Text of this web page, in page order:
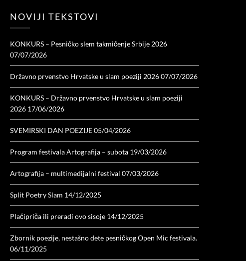
NOVIJI TEKSTOVI
KONKURS – Pesničko slem takmičenje Srbije 2026
07/07/2026
Državno prvenstvo Hrvatske u slam poeziji 202607/07/2026
KONKURS – Državno prvenstvo Hrvatske u slam poeziji
2026 17/06/2026
SVEMIRSKI DAN POEZIJE05/04/2026
Program festivala Artografija – subota 19/03/2026
Artografija – multimedijalni festival 07/03/2026
Split Poetry Slam 14/12/2025
Plačipriča ili preradi ovo sisoje 14/12/2025
Zbornik poezije, nestašno dete pesničkog Open Mic festivala.
06/11/2025